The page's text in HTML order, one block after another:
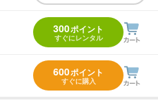
300ポイント
すぐにレンタル
600ポイント
すぐに購入